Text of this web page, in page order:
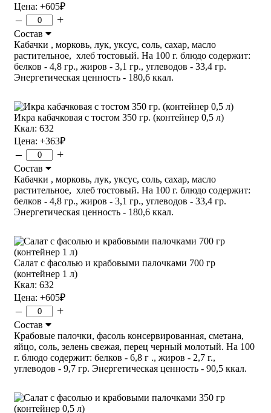
Цена: +605₽
– +
Состав
Кабачки , морковь, лук, уксус, соль, сахар, масло
растительное, хлеб тостовый. На 100 г. блюдо содержит:
белков - 4,8 гр., жиров - 3,1 гр., углеводов - 33,4 гр.
Энергетическая ценность - 180,6 ккал.
Икра кабачковая с тостом 350 гр. (контейнер 0,5 л)
Ккал: 632
Цена: +363₽
– +
Состав
Кабачки , морковь, лук, уксус, соль, сахар, масло
растительное, хлеб тостовый. На 100 г. блюдо содержит:
белков - 4,8 гр., жиров - 3,1 гр., углеводов - 33,4 гр.
Энергетическая ценность - 180,6 ккал.
Салат с фасолью и крабовыми палочками 700 гр
(контейнер 1 л)
Ккал: 632
Цена: +605₽
– +
Состав
Крабовые палочки, фасоль консервированная, сметана,
яйцо, соль, зелень свежая, перец черный молотый. На 100
г. блюдо содержит: белков - 6,8 г ., жиров - 2,7 г.,
углеводов - 9,7 гр. Энергетическая ценность - 90,5 ккал.